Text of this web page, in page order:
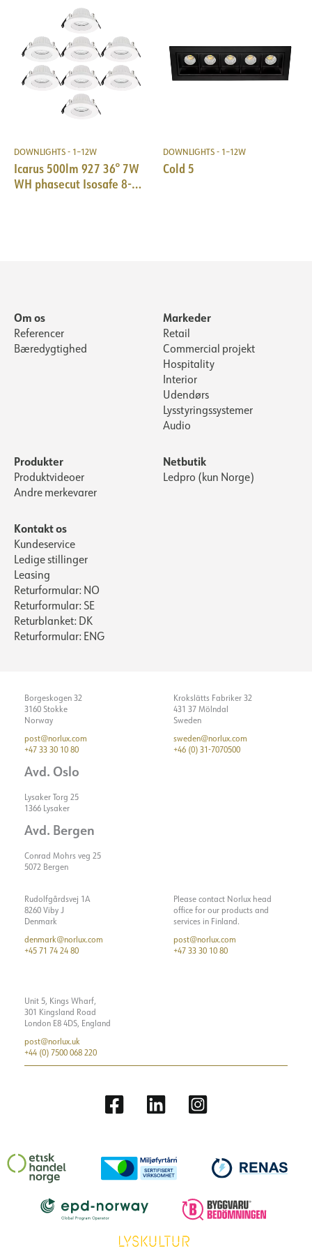
Strøm LED [mA]
Spænding ud, min. [V]
Spænding ud, max. [V] 16
DOWNLIGHTS - 1–12W
Icarus 500lm 927 36° 7W
WH phasecut Isosafe 8-
DOWNLIGHTS - 1–12W
Cold 5
Om os
Referencer
Bæredygtighed
Markeder
Retail
Commercial projekt
Hospitality
Interior
Udendørs
Lysstyringssystemer
Audio
Produkter
Produktvideoer
Andre merkevarer
Netbutik
Ledpro (kun Norge)
Kontakt os
Kundeservice
Ledige stillinger
Leasing
Returformular: NO
Returformular: SE
Returblanket: DK
Returformular: ENG
Borgeskogen 32
3160 Stokke
Norway
post@norlux.com
+47 33 30 10 80
Avd. Oslo
Lysaker Torg 25
1366 Lysaker
Avd. Bergen
Conrad Mohrs veg 25
5072 Bergen
Krokslätts Fabriker 32
431 37 Mölndal
Sweden
sweden@norlux.com
+46 (0) 31-7070500
Rudolfgårdsvej 1A
8260 Viby J
Denmark
denmark@norlux.com
+45 71 74 24 80
Please contact Norlux head
office for our products and
services in Finland.
post@norlux.com
+47 33 30 10 80
Unit 5, Kings Wharf,
301 Kingsland Road
London E8 4DS, England
post@norlux.uk
+44 (0) 7500 068 220